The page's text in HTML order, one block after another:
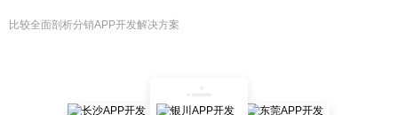
比较全面剖析分销APP开发解决方案